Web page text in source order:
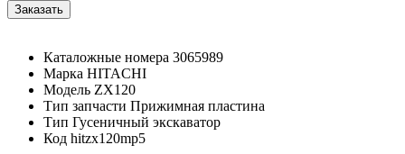
Каталожные номера 3065989
Марка HITACHI
Модель ZX120
Тип запчасти Прижимная пластина
Тип Гусеничный экскаватор
Код hitzx120mp5